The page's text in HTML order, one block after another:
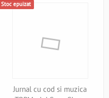
Stoc epuizat
Jurnal cu cod si muzica